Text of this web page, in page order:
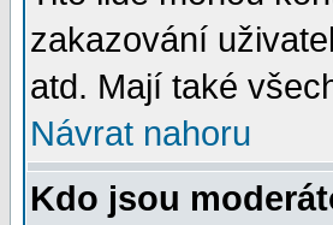
zakazování
atd. Mají také
Návrat nahoru
Kdo jsou